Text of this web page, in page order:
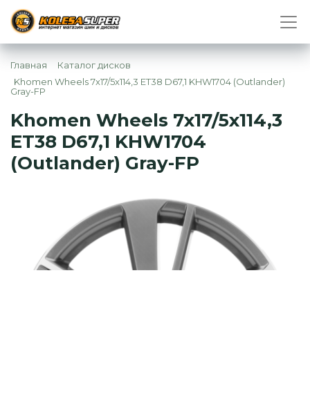
Главная
Каталог дисков
Khomen Wheels 7x17/5x114,3 ET38 D67,1 KHW1704 (Outlander)
Gray-FP
Khomen Wheels 7x17/5x114,3
ET38 D67,1 KHW1704
(Outlander) Gray-FP